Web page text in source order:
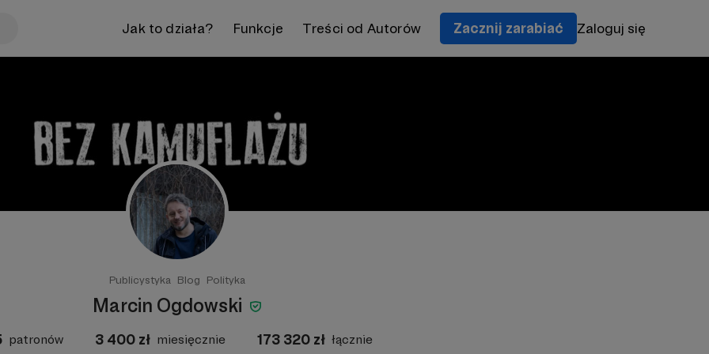
Jak to działa? Funkcje Treści od Autorów Zacznij zarabiać Zaloguj się
Publicystyka Blog Polityka
Marcin Ogdowski
patronów 3 400 zł miesięcznie 173 320 zł łącznie